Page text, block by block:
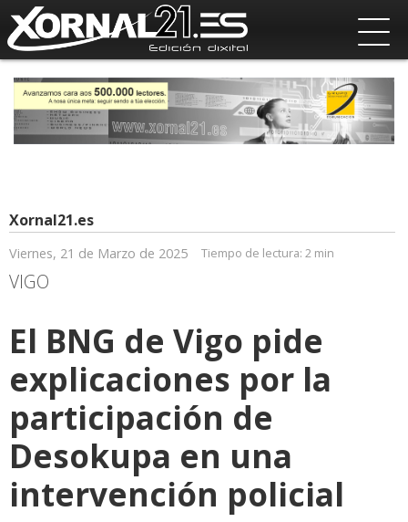
Xornal21.es
Viernes, 21 de Marzo de 2025 Tiempo de lectura: 2 min
VIGO
El BNG de Vigo pide
explicaciones por la
participación de
Desokupa en una
intervención policial